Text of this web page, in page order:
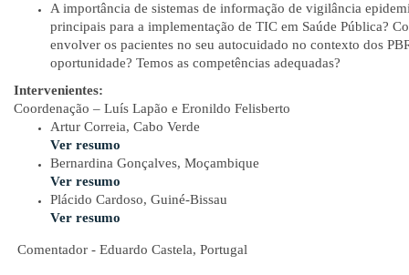
A importância de sistemas de informação de vigilância
principais para a implementação de TIC em Saúde Pública?
envolver os pacientes no seu autocuidado no contexto dos
oportunidade? Temos as competências adequadas?
Intervenientes:
Coordenação – Luís Lapão e Eronildo Felisberto
Artur Correia, Cabo Verde
Ver resumo
Bernardina Gonçalves, Moçambique
Ver resumo
Plácido Cardoso, Guiné-Bissau
Ver resumo
Comentador - Eduardo Castela, Portugal